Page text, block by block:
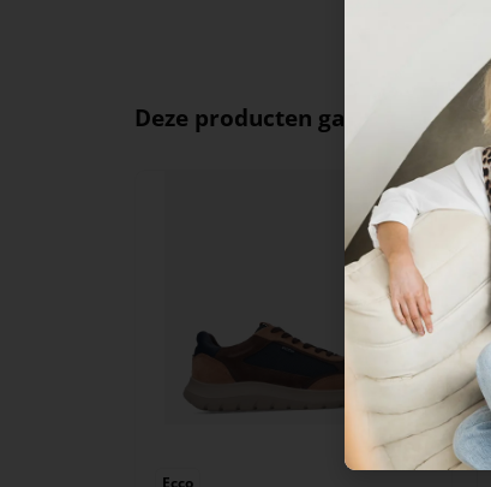
Deze producten ga je leuk